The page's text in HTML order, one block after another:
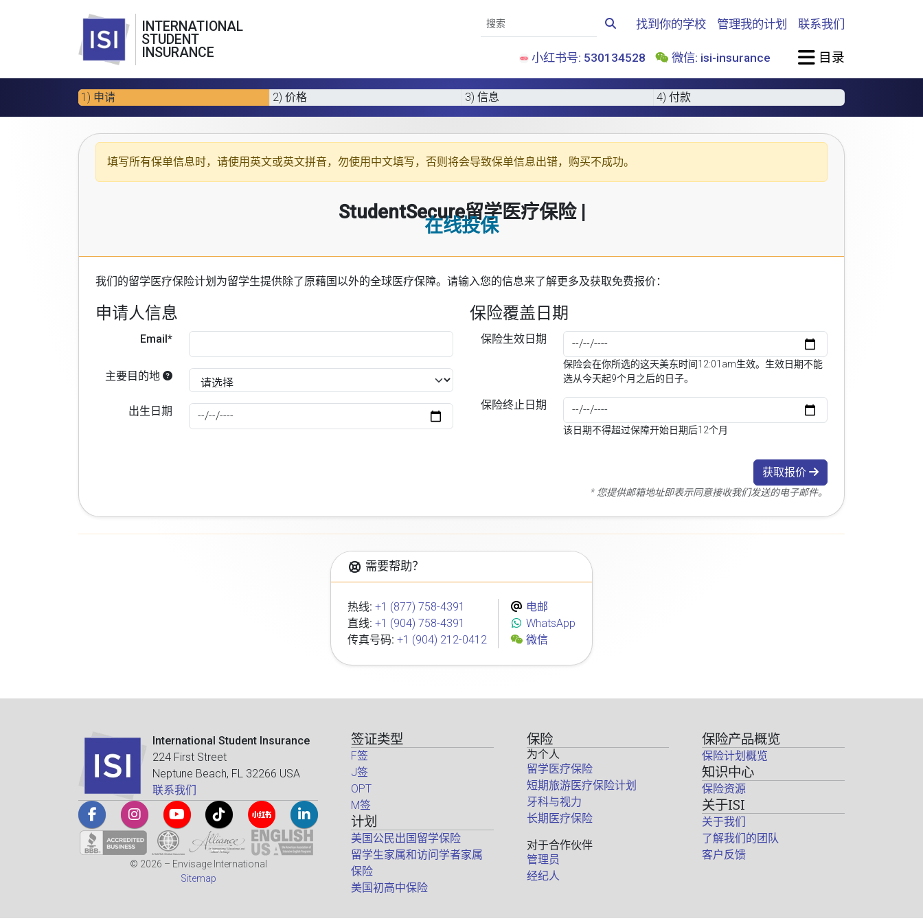
INTERNATIONAL
STUDENT
INSURANCE
找到你的学校 管理我的计划 联系我们
小红书号: 530134528 微信: isi-insurance 目录
1) 申请 2) 价格 3) 信息 4) 付款
填写所有保单信息时，请使用 英文或英文拼音，勿使用中文填写，否则将会导致保单信息出错，购买不成功。
StudentSecure留学医疗保险 |
在线投保
我们的留学医疗保险计划 为留学生提供除了原藉国以外的全球医疗保障。请输入您的信息来了解更多及获取免费报价：
申请人信息
Email*
主要目的地
出生日期
保险覆盖日期
保险生效日期
保险会在你所选的这天美东时间12:01am生效。生效日期不能
选从今天起9个月之后的日子。
保险终止日期
该日期不得超过保障开始日期后12个月
获取报价
* 您提供邮箱地址即表示同意接收我们发送的电子邮件。
需要帮助？
热线: +1 (877) 758-4391
直线: +1 (904) 758-4391
传真号码: +1 (904) 212-0412
电邮
WhatsApp
微信
International Student Insurance
224 First Street
Neptune Beach, FL 32266 USA
联系我们
© 2026 – Envisage International
Sitemap
签证类型
F签
J签
OPT
M签
计划
美国公民出国留学保险
留学生家属和访问学者家属
保险
美国初高中保险
保险
为个人
留学医疗保险
短期旅游医疗保险计划
牙科与视力
长期医疗保险
对于合作伙伴
管理员
经纪人
保险产品概览
保险计划概览
知识中心
保险资源
关于ISI
关于我们
了解我们的团队
客户反馈